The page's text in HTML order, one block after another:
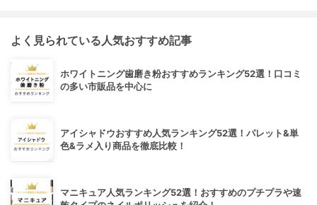
よく見られている人気おすすめ記事
ホワイトニング歯磨き粉おすすめランキング52選！口コミ
の多い市販品を中心に
アイシャドウおすすめ人気ランキング52選！パレット&単
色&ラメ入り商品を徹底比較！
マニキュア人気ランキング52選！おすすめのプチプラや速